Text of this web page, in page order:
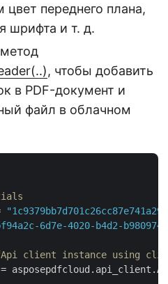
переднего плана,
шрифта и т. д.
, чтобы добавить
в PDF-документ и
файл в облачном
6d7e-4020-b4d2-
client instance using